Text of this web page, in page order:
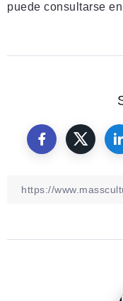
puede consultarse